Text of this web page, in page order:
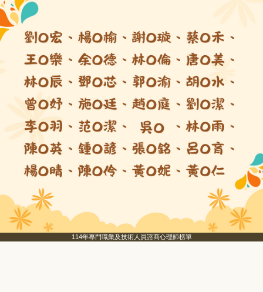
114年專門職業及技術人員諮商心理師榜單